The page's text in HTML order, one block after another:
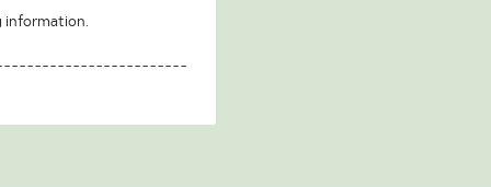
information.